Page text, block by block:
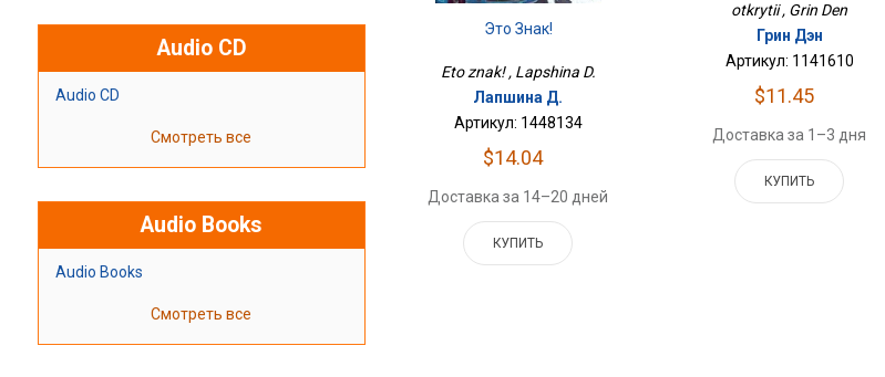
Audio CD
Audio CD
Смотреть все
Audio Books
Audio Books
Смотреть все
Это Знак!
Eto znak! , Lapshina D.
Лапшина Д.
Артикул: 1448134
$14.04
Доставка за 14–20 дней
КУПИТЬ
otkrytii , Grin Den
Грин Дэн
Артикул: 1141610
$11.45
Доставка за 1–3 дня
КУПИТЬ